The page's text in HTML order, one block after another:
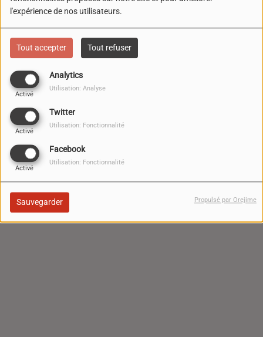
l'expérience de nos utilisateurs.
Tout accepter Tout refuser
Analytics
Activé
Utilisation: Analyse
Twitter
Activé
Utilisation: Fonctionnalité
Facebook
Activé
Utilisation: Fonctionnalité
Sauvegarder Propulsé par Orejime
Email
Mot de passe
(Le mot de passe est obligatoire)
SE CONNECTER